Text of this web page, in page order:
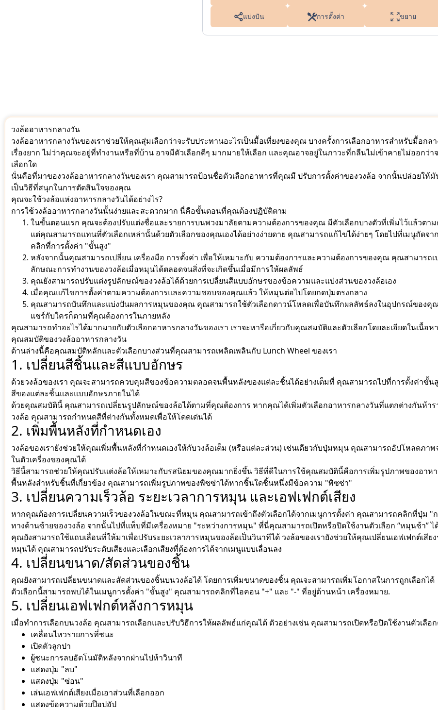
แบ่งปัน การตั้งค่า ขยาย
วงล้ออาหารกลางวัน
วงล้ออาหารกลางวันของเราช่วยให้คุณสุ่มเลือกว่าจะรับประทานอะไรเป็นมื้อเที่ยงของคุณ บางครั้งการเลือกอาหารสำหรับมื้อกล
เรื่องยาก ไม่ว่าคุณจะอยู่ที่ทำงานหรือที่บ้าน อาจมีตัวเลือกดีๆ มากมายให้เลือก และคุณอาจอยู่ในภาวะที่กลืนไม่เข้าคายไม่ออกว่า
เลือกใด
นั่นคือที่มาของวงล้ออาหารกลางวันของเรา คุณสามารถป้อนชื่อตัวเลือกอาหารที่คุณมี ปรับการตั้งค่าของวงล้อ จากนั้นปล่อยให้
เป็นวิธีที่สนุกในการตัดสินใจของคุณ
คุณจะใช้วงล้อแห่งอาหารกลางวันได้อย่างไร?
การใช้วงล้ออาหารกลางวันนั้นง่ายและสะดวกมาก นี่คือขั้นตอนที่คุณต้องปฏิบัติตาม
ในขั้นตอนแรก คุณจะต้องปรับแต่งชื่อและรายการบนพวงมาลัยตามความต้องการของคุณ มีตัวเลือกบางตัวที่เพิ่มไว้แล้วตา
แต่คุณสามารถแทนที่ตัวเลือกเหล่านั้นด้วยตัวเลือกของคุณเองได้อย่างง่ายดาย คุณสามารถแก้ไขได้ง่ายๆ โดยไปที่เมนูถัดจา
คลิกที่การตั้งค่า "ขั้นสูง"
หลังจากนั้นคุณสามารถเปลี่ยน เครื่องมือ การตั้งค่า เพื่อให้เหมาะกับ ความต้องการและความต้องการของคุณ คุณสามารถเ
ลักษณะการทำงานของวงล้อเมื่อหมุนได้ตลอดจนสิ่งที่จะเกิดขึ้นเมื่อมีการให้ผลลัพธ์
คุณยังสามารถปรับแต่งรูปลักษณ์ของวงล้อได้ด้วยการเปลี่ยนสีแบบอักษรของข้อความและแบ่งส่วนของวงล้อเอง
เมื่อคุณแก้ไขการตั้งค่าตามความต้องการและความชอบของคุณแล้ว ให้หมุนต่อไปโดยกดปุ่มตรงกลาง
คุณสามารถบันทึกและแบ่งปันผลการหมุนของคุณ คุณสามารถใช้ตัวเลือกดาวน์โหลดเพื่อบันทึกผลลัพธ์ลงในอุปกรณ์ของคุ
แชร์กับใครก็ตามที่คุณต้องการในภายหลัง
คุณสามารถทำอะไรได้มากมายกับตัวเลือกอาหารกลางวันของเรา เราจะหารือเกี่ยวกับคุณสมบัติและตัวเลือกโดยละเอียดในเนื้อห
คุณสมบัติของวงล้ออาหารกลางวัน
ด้านล่างนี้คือคุณสมบัติหลักและตัวเลือกบางส่วนที่คุณสามารถเพลิดเพลินกับ Lunch Wheel ของเรา
1. เปลี่ยนสีชิ้นและสีแบบอักษร
ด้วยวงล้อของเรา คุณจะสามารถควบคุมสีของข้อความตลอดจนพื้นหลังของแต่ละชิ้นได้อย่างเต็มที่ คุณสามารถไปที่การตั้งค่าขั้นสู
สีของแต่ละชิ้นและแบบอักษรภายในได้
ด้วยคุณสมบัตินี้ คุณสามารถเปลี่ยนรูปลักษณ์ของล้อได้ตามที่คุณต้องการ หากคุณได้เพิ่มตัวเลือกอาหารกลางวันที่แตกต่างกันห้าร
วงล้อ คุณสามารถกำหนดสีที่ต่างกันทั้งหมดเพื่อให้โดดเด่นได้
2. เพิ่มพื้นหลังที่กำหนดเอง
วงล้อของเรายังช่วยให้คุณเพิ่มพื้นหลังที่กำหนดเองให้กับวงล้อเต็ม (หรือแต่ละส่วน) เช่นเดียวกับปุ่มหมุน คุณสามารถอัปโหลดภาพ
ในตัวเครื่องของคุณได้
วิธีนี้สามารถช่วยให้คุณปรับแต่งล้อให้เหมาะกับรสนิยมของคุณมากยิ่งขึ้น วิธีที่ดีในการใช้คุณสมบัตินี้คือการเพิ่มรูปภาพของอาหา
พื้นหลังสำหรับชิ้นที่เกี่ยวข้อง คุณสามารถเพิ่มรูปภาพของพิซซ่าได้หากชิ้นใดชิ้นหนึ่งมีข้อความ "พิซซ่า"
3. เปลี่ยนความเร็วล้อ ระยะเวลาการหมุน และเอฟเฟกต์เสียง
หากคุณต้องการเปลี่ยนความเร็วของวงล้อในขณะที่หมุน คุณสามารถเข้าถึงตัวเลือกได้จากเมนูการตั้งค่า คุณสามารถคลิกที่ปุ่ม "
ทางด้านซ้ายของวงล้อ จากนั้นไปที่แท็บที่มีเครื่องหมาย "ระหว่างการหมุน" ที่นี่คุณสามารถเปิดหรือปิดใช้งานตัวเลือก “หมุนช้า” ไ
คุณยังสามารถใช้แถบเลื่อนที่ให้มาเพื่อปรับระยะเวลาการหมุนของล้อเป็นวินาทีได้ วงล้อของเรายังช่วยให้คุณเปลี่ยนเอฟเฟกต์เสีย
หมุนได้ คุณสามารถปรับระดับเสียงและเลือกเสียงที่ต้องการได้จากเมนูแบบเลื่อนลง
4. เปลี่ยนขนาด/สัดส่วนของชิ้น
คุณยังสามารถเปลี่ยนขนาดและสัดส่วนของชิ้นบนวงล้อได้ โดยการเพิ่มขนาดของชิ้น คุณจะสามารถเพิ่มโอกาสในการถูกเลือกได้
ตัวเลือกนี้สามารถพบได้ในเมนูการตั้งค่า "ขั้นสูง" คุณสามารถคลิกที่ไอคอน "+" และ "-" ที่อยู่ด้านหน้า เครื่องหมาย.
5. เปลี่ยนเอฟเฟกต์หลังการหมุน
เมื่อทำการเลือกบนวงล้อ คุณสามารถเลือกและปรับวิธีการให้ผลลัพธ์แก่คุณได้ ตัวอย่างเช่น คุณสามารถเปิดหรือปิดใช้งานตัวเลือ
เคลื่อนไหวรายการที่ชนะ
เปิดตัวลูกปา
ผู้ชนะการลบอัตโนมัติหลังจากผ่านไปห้าวินาที
แสดงปุ่ม "ลบ"
แสดงปุ่ม "ซ่อน"
เล่นเอฟเฟกต์เสียงเมื่อเอาส่วนที่เลือกออก
แสดงข้อความด้วยป๊อปอัป